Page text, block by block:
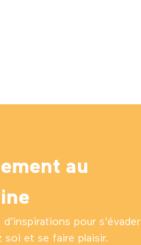
au
d’inspirations pour s'évader
soi et se faire plaisir.